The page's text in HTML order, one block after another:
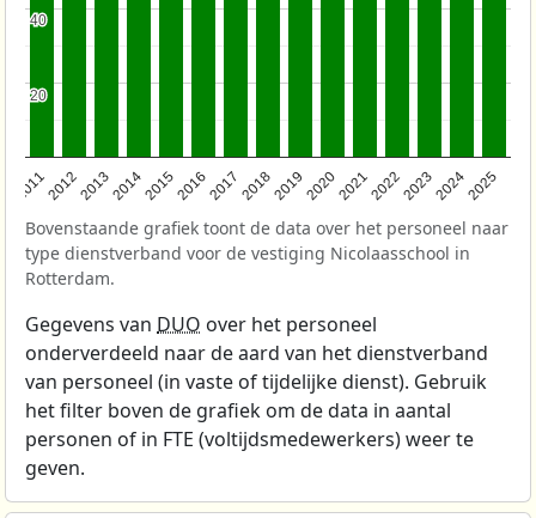
201120122013201420152016201720182019202020212022202320242025
20
20
40
40
Bovenstaande grafiek toont de data over het personeel naar
type dienstverband voor de vestiging Nicolaasschool in
Rotterdam.
Gegevens van DUO over het personeel
onderverdeeld naar de aard van het dienstverband
van personeel (in vaste of tijdelijke dienst). Gebruik
het filter boven de grafiek om de data in aantal
personen of in FTE (voltijdsmedewerkers) weer te
geven.